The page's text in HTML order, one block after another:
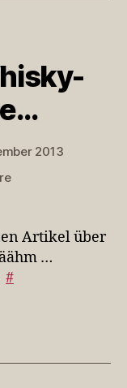
2013
zu
Whisky-
Tasting
eine…
Artikel über
…
#